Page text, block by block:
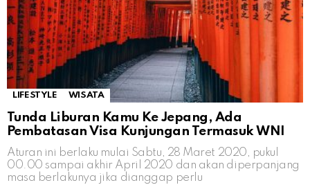
LIFESTYLE WISATA
Tunda Liburan Kamu Ke Jepang, Ada
Pembatasan Visa Kunjungan Termasuk WNI
Aturan ini berlaku mulai Sabtu, 28 Maret 2020, pukul
00.00 sampai akhir April 2020 dan akan diperpanjang
masa berlakunya jika dianggap perlu